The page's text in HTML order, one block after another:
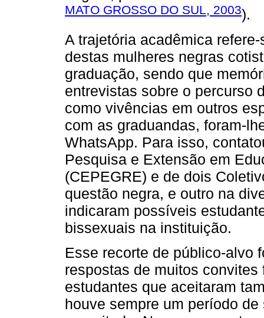
MATO GROSSO DO SUL, 2003).
A trajetória acadêmica
destas mulheres negras
graduação, sendo que
entrevistas sobre o percurso
como vivências em outros
com as graduandas, foram-
WhatsApp. Para isso,
Pesquisa e Extensão em
(CEPEGRE) e de dois
questão negra, e outro na
indicaram possíveis
bissexuais na instituição.
Esse recorte de público-alvo
respostas de muitos
estudantes que aceitaram
houve sempre um período